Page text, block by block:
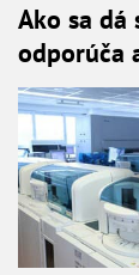
Ako sa
odporúča